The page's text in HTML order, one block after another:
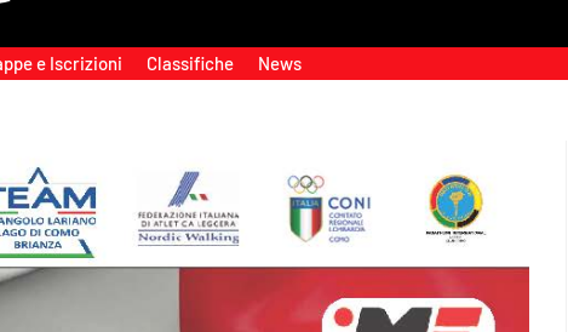
e Iscrizioni Classifiche News